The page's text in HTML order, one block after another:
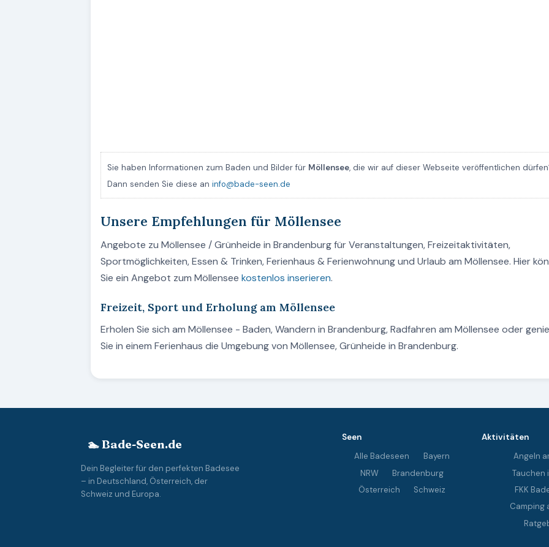
Sie haben Informationen zum Baden und Bilder für Möllensee, die wir auf dieser Webseite veröffentlichen
Dann senden Sie diese an info@bade-seen.de
Unsere Empfehlungen für Möllensee
Angebote zu Möllensee / Grünheide in Brandenburg für Veranstaltungen, Freizeitaktivitäten,
Sportmöglichkeiten, Essen & Trinken, Ferienhaus & Ferienwohnung und Urlaub am Möllensee. Hier
Sie ein Angebot zum Möllensee kostenlos inserieren.
Freizeit, Sport und Erholung am Möllensee
Erholen Sie sich am Möllensee - Baden, Wandern in Brandenburg, Radfahren am Möllensee oder
Sie in einem Ferienhaus die Umgebung von Möllensee, Grünheide in Brandenburg.
🏊 Bade-Seen.de
Dein Begleiter für den perfekten Badesee
– in Deutschland, Österreich, der
Schweiz und Europa.
Seen
Alle Badeseen
Bayern
NRW
Brandenburg
Österreich
Schweiz
Aktivitäten
Angeln
Tauchen
FKK
Camping